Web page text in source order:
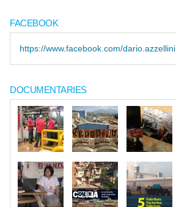
FACEBOOK
https://www.facebook.com/dario.azzellini
DOCUMENTARIES